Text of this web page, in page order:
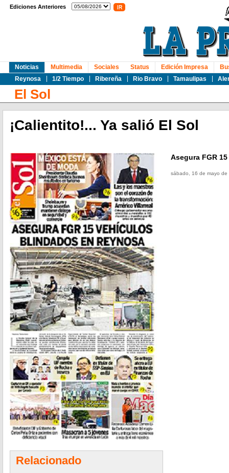
Ediciones Anteriores
Noticias
Reynosa
1/2 Tiempo Ribereña Rio Bravo Tamaulipas
Multimedia Sociales Status Edición Impresa
El Sol
¡Calientito!... Ya salió El Sol
Relacionado
Asegura FGR
sábado, 16 de mayo de